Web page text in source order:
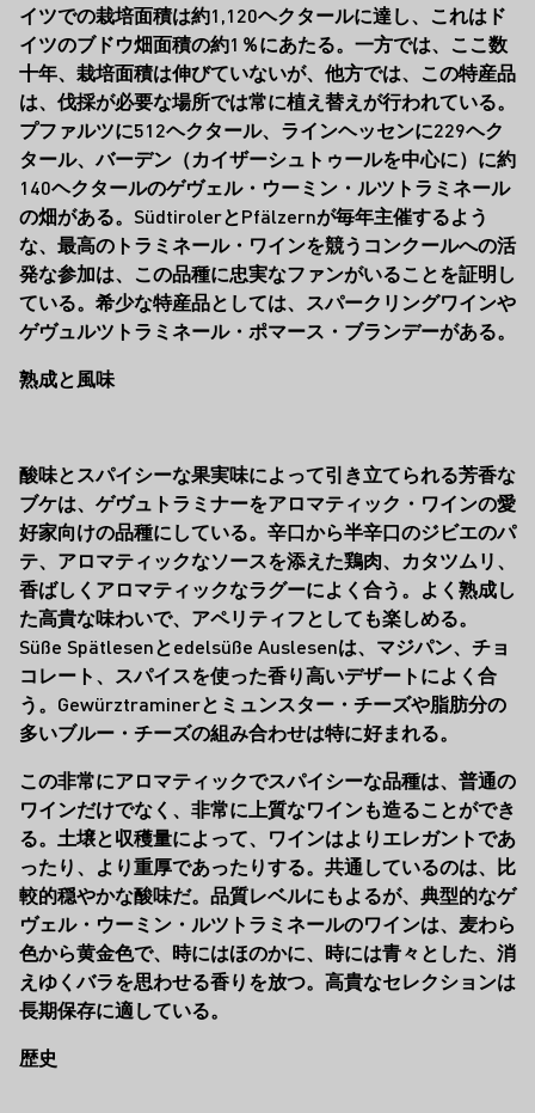
イツでの栽培面積は約1,120ヘクタールに達し、これはド
イツのブドウ畑面積の約1％にあたる。一方では、ここ数
十年、栽培面積は伸びていないが、他方では、この特産品
は、伐採が必要な場所では常に植え替えが行われている。
プファルツに512ヘクタール、ラインヘッセンに229ヘク
タール、バーデン（カイザーシュトゥールを中心に）に約
140ヘクタールのゲヴェル・ウーミン・ルツトラミネール
の畑がある。SüdtirolerとPfälzernが毎年主催するよう
な、最高のトラミネール・ワインを競うコンクールへの活
発な参加は、この品種に忠実なファンがいることを証明し
ている。希少な特産品としては、スパークリングワインや
ゲヴュルツトラミネール・ポマース・ブランデーがある。
熟成と風味
酸味とスパイシーな果実味によって引き立てられる芳香な
ブケは、ゲヴュトラミナーをアロマティック・ワインの愛
好家向けの品種にしている。辛口から半辛口のジビエのパ
テ、アロマティックなソースを添えた鶏肉、カタツムリ、
香ばしくアロマティックなラグーによく合う。よく熟成し
た高貴な味わいで、アペリティフとしても楽しめる。
Süße Spätlesenとedelsüße Auslesenは、マジパン、チョ
コレート、スパイスを使った香り高いデザートによく合
う。Gewürztraminerとミュンスター・チーズや脂肪分の
多いブルー・チーズの組み合わせは特に好まれる。
この非常にアロマティックでスパイシーな品種は、普通の
ワインだけでなく、非常に上質なワインも造ることができ
る。土壌と収穫量によって、ワインはよりエレガントであ
ったり、より重厚であったりする。共通しているのは、比
較的穏やかな酸味だ。品質レベルにもよるが、典型的なゲ
ヴェル・ウーミン・ルツトラミネールのワインは、麦わら
色から黄金色で、時にはほのかに、時には青々とした、消
えゆくバラを思わせる香りを放つ。高貴なセレクションは
長期保存に適している。
歴史